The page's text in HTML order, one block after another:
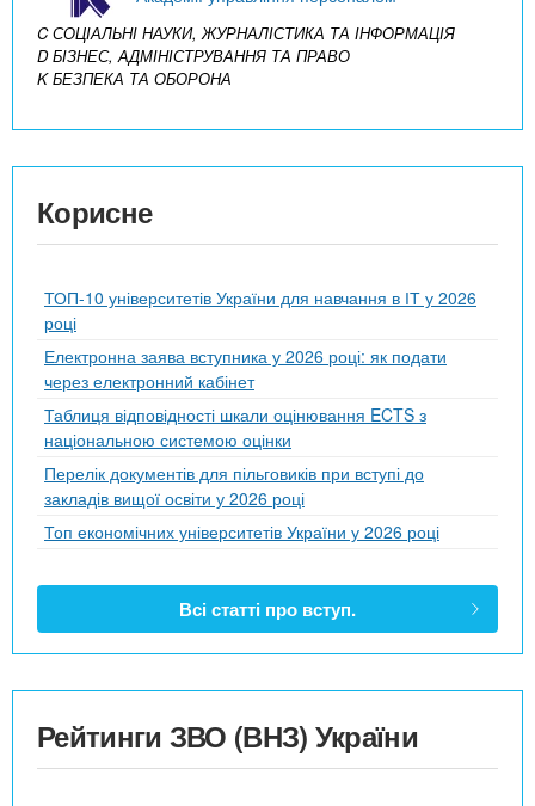
C СОЦІАЛЬНІ НАУКИ, ЖУРНАЛІСТИКА ТА ІНФОРМАЦІЯ
D БІЗНЕС, АДМІНІСТРУВАННЯ ТА ПРАВО
K БЕЗПЕКА ТА ОБОРОНА
Корисне
ТОП-10 університетів України для навчання в ІТ у 2026
році
Електронна заява вступника у 2026 році: як подати
через електронний кабінет
Таблиця відповідності шкали оцінювання ECTS з
національною системою оцінки
Перелік документів для пільговиків при вступі до
закладів вищої освіти у 2026 році
Топ економічних університетів України у 2026 році
Всі статті про вступ.
Рейтинги ЗВО (ВНЗ) України